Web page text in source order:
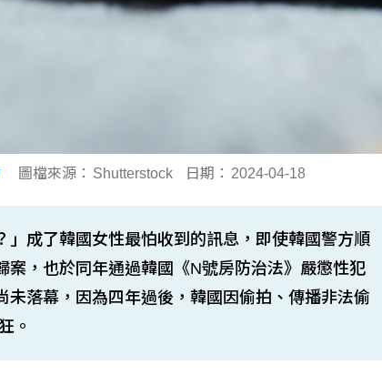
圖檔來源： Shutterstock 日期： 2024-04-18
」成了韓國女性最怕收到的訊息，即使韓國警方順
，也於同年通過韓國《N號房防治法》嚴懲性犯
落幕，因為四年過後，韓國因偷拍、傳播非法偷
。